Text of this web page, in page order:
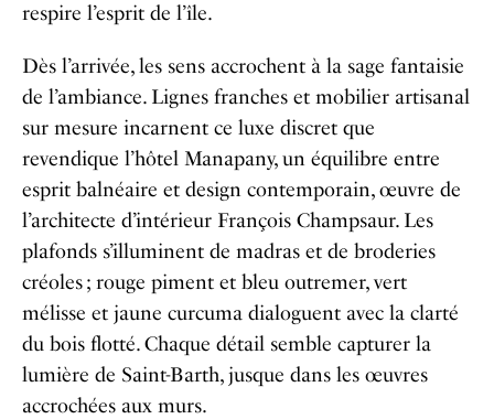
respire l’esprit de l’île.
Dès l’arrivée, les sens accrochent à la sage fantaisie
de l’ambiance. Lignes franches et mobilier artisanal
sur mesure incarnent ce luxe discret que
revendique l’hôtel Manapany, un équilibre entre
esprit balnéaire et design contemporain, œuvre de
l’architecte d’intérieur François Champsaur. Les
plafonds s’illuminent de madras et de broderies
créoles; rouge piment et bleu outremer, vert
mélisse et jaune curcuma dialoguent avec la clarté
du bois flotté. Chaque détail semble capturer la
lumière de Saint-Barth, jusque dans les œuvres
accrochées aux murs.